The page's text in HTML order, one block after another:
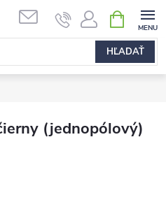
HĽADAŤ
KOŠÍK
(jednopólový)